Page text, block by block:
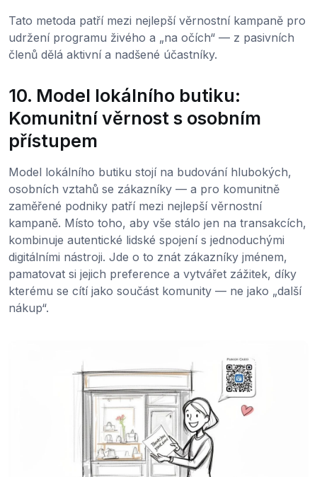
Tato metoda patří mezi nejlepší věrnostní kampaně pro
udržení programu živého a „na očích“ — z pasivních
členů dělá aktivní a nadšené účastníky.
10. Model lokálního butiku:
Komunitní věrnost s osobním
přístupem
Model lokálního butiku stojí na budování hlubokých,
osobních vztahů se zákazníky — a pro komunitně
zaměřené podniky patří mezi nejlepší věrnostní
kampaně. Místo toho, aby vše stálo jen na transakcích,
kombinuje autentické lidské spojení s jednoduchými
digitálními nástroji. Jde o to znát zákazníky jménem,
pamatovat si jejich preference a vytvářet zážitek, díky
kterému se cítí jako součást komunity — ne jako „další
nákup“.